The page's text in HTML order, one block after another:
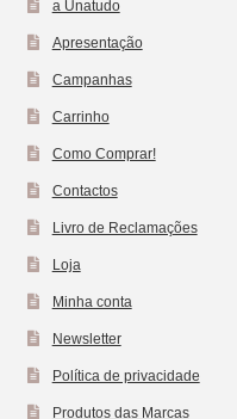
a Unatudo
Apresentação
Campanhas
Carrinho
Como Comprar!
Contactos
Livro de Reclamações
Loja
Minha conta
Newsletter
Política de privacidade
Produtos das Marcas